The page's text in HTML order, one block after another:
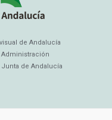
de Andalucía
Administración
de Andalucía